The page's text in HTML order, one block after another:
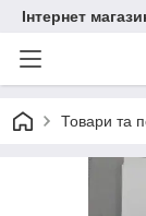
Інтернет
Товари та